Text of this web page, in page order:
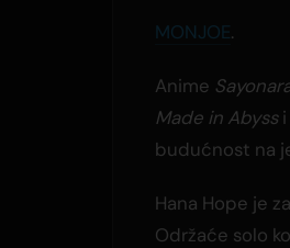
MONJOE.
Anime
Made in Abyssi
budućnost na
Hana Hope je
Održaće solo